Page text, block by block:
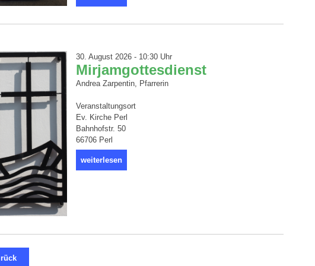
30. August 2026 - 10:30 Uhr
Mirjamgottesdienst
Andrea Zarpentin, Pfarrerin
Veranstaltungsort
Ev. Kirche Perl
Bahnhofstr. 50
66706 Perl
weiterlesen